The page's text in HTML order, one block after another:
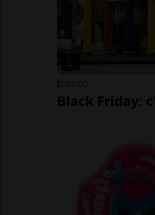
ZURIGO
Black Friday: